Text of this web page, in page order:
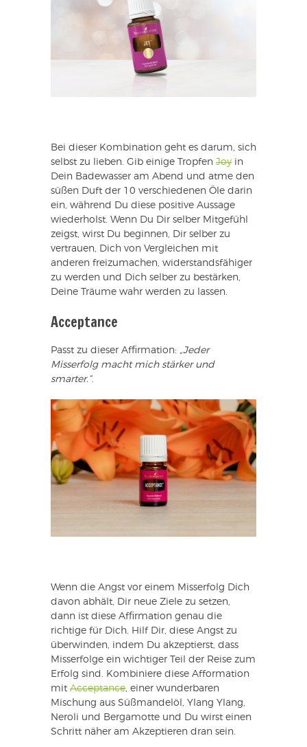
Bei dieser Kombination geht es darum, sich
selbst zu lieben. Gib einige Tropfen Joy in
Dein Badewasser am Abend und atme den
süßen Duft der 10 verschiedenen Öle darin
ein, während Du diese positive Aussage
wiederholst. Wenn Du Dir selber Mitgefühl
zeigst, wirst Du beginnen, Dir selber zu
vertrauen, Dich von Vergleichen mit
anderen freizumachen, widerstandsfähiger
zu werden und Dich selber zu bestärken,
Deine Träume wahr werden zu lassen.
Acceptance
Passt zu dieser Affirmation: „Jeder
Misserfolg macht mich stärker und
smarter.“.
Wenn die Angst vor einem Misserfolg Dich
davon abhält, Dir neue Ziele zu setzen,
dann ist diese Affirmation genau die
richtige für Dich. Hilf Dir, diese Angst zu
überwinden, indem Du akzeptierst, dass
Misserfolge ein wichtiger Teil der Reise zum
Erfolg sind. Kombiniere diese Afformation
mit Acceptance, einer wunderbaren
Mischung aus Süßmandelöl, Ylang Ylang,
Neroli und Bergamotte und Du wirst einen
Schritt näher am Akzeptieren dran sein.